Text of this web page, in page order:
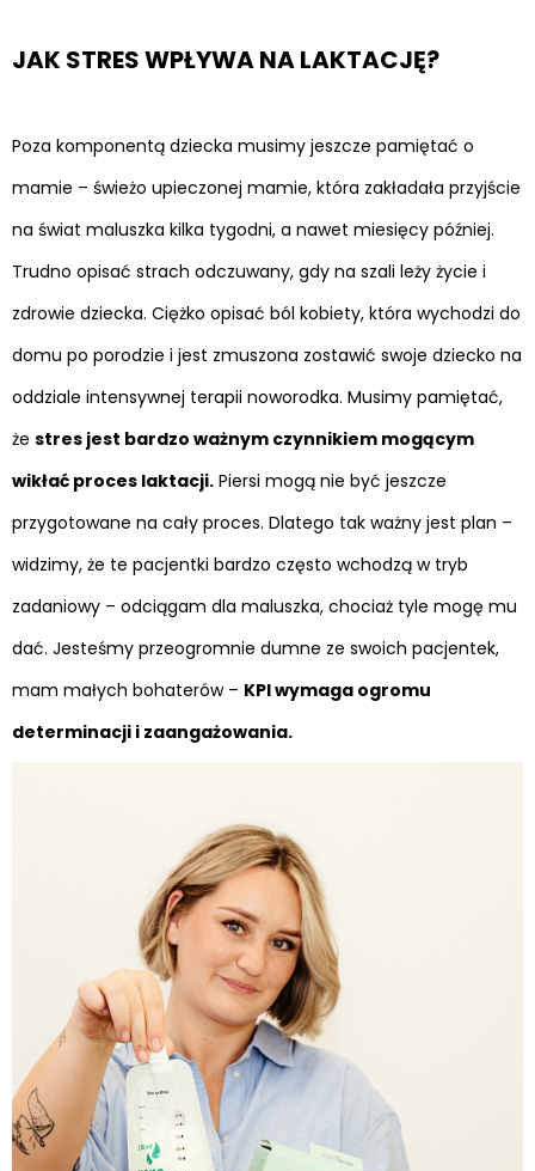
JAK STRES WPŁYWA NA LAKTACJĘ?
Poza komponentą dziecka musimy jeszcze pamiętać o
mamie – świeżo upieczonej mamie, która zakładała przyjście
na świat maluszka kilka tygodni, a nawet miesięcy później.
Trudno opisać strach odczuwany, gdy na szali leży życie i
zdrowie dziecka. Ciężko opisać ból kobiety, która wychodzi do
domu po porodzie i jest zmuszona zostawić swoje dziecko na
oddziale intensywnej terapii noworodka. Musimy pamiętać,
że stres jest bardzo ważnym czynnikiem mogącym
wikłać proces laktacji. Piersi mogą nie być jeszcze
przygotowane na cały proces. Dlatego tak ważny jest plan –
widzimy, że te pacjentki bardzo często wchodzą w tryb
zadaniowy – odciągam dla maluszka, chociaż tyle mogę mu
dać. Jesteśmy przeogromnie dumne ze swoich pacjentek,
mam małych bohaterów – KPI wymaga ogromu
determinacji i zaangażowania.